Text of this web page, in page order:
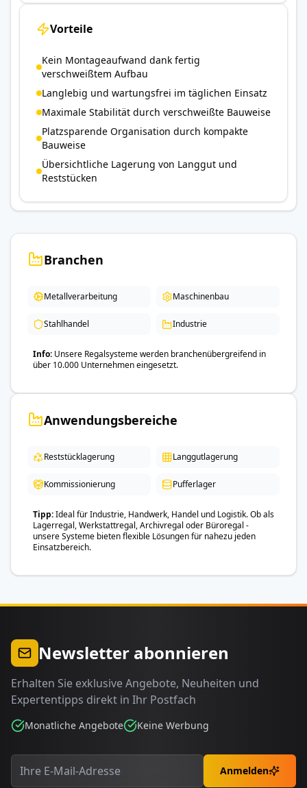
Vorteile
Kein Montageaufwand dank fertig
verschweißtem Aufbau
Langlebig und wartungsfrei im täglichen Einsatz
Maximale Stabilität durch verschweißte Bauweise
Platzsparende Organisation durch kompakte
Bauweise
Übersichtliche Lagerung von Langgut und
Reststücken
Branchen
Metallverarbeitung Maschinenbau
Stahlhandel Industrie
Info Unsere Regalsysteme werden branchenübergreifend in
über 10.000 Unternehmen eingesetzt.
Anwendungsbereiche
Reststücklagerung Langgutlagerung
Kommissionierung Pufferlager
Tipp Ideal für Industrie, Handwerk, Handel und Logistik. Ob als
Lagerregal, Werkstattregal, Archivregal oder Büroregal -
unsere Systeme bieten flexible Lösungen für nahezu jeden
Einsatzbereich.
Newsletter abonnieren
Erhalten Sie exklusive Angebote, Neuheiten und
Expertentipps direkt in Ihr Postfach
Monatliche Angebote Keine Werbung
Anmelden